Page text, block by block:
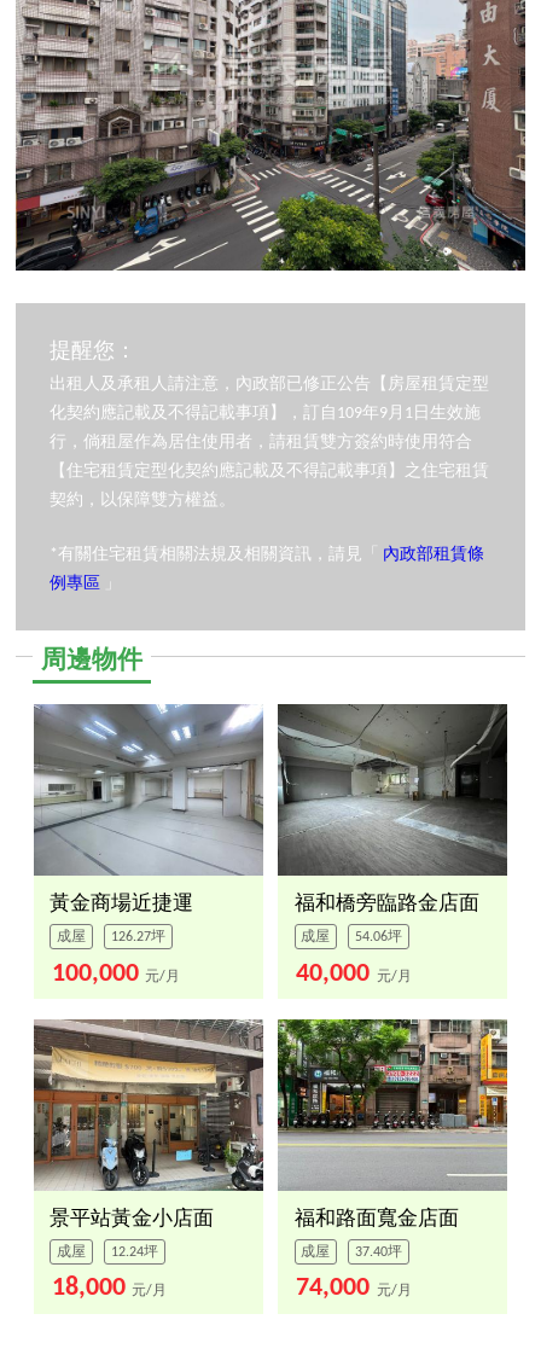
提醒您：
出租人及承租人請注意，內政部已修正公告【房屋租賃定型
化契約應記載及不得記載事項】，訂自109年9月1日生效施
行，倘租屋作為居住使用者，請租賃雙方簽約時使用符合
【住宅租賃定型化契約應記載及不得記載事項】之住宅租賃
契約，以保障雙方權益。
*有關住宅租賃相關法規及相關資訊，請見「 內政部租賃條
例專區 」
周邊物件
黃金商場近捷運
成屋 126.27坪
100,000 元/月
福和橋旁臨路金店面
成屋 54.06坪
40,000 元/月
景平站黃金小店面
成屋 12.24坪
18,000 元/月
福和路面寬金店面
成屋 37.40坪
74,000 元/月